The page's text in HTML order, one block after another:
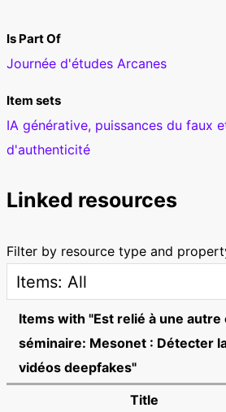
Is Part Of
Journée d'études Arcanes
Item sets
IA générative, puissances du faux
d'authenticité
Linked resources
Filter by resource type and
Items with "Est relié à une
séminaire: Mesonet : Détecter
vidéos deepfakes"
Title